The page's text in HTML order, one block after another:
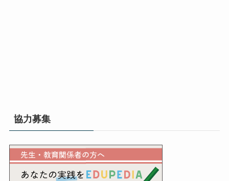
協力募集